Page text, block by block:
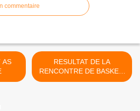
commentaire
RESULTAT DE LA
RENCONTRE DE BASKET-
BALL MERCREDI 8